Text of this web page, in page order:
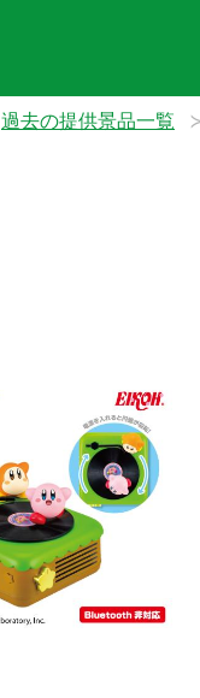
過去の提供景品一覧